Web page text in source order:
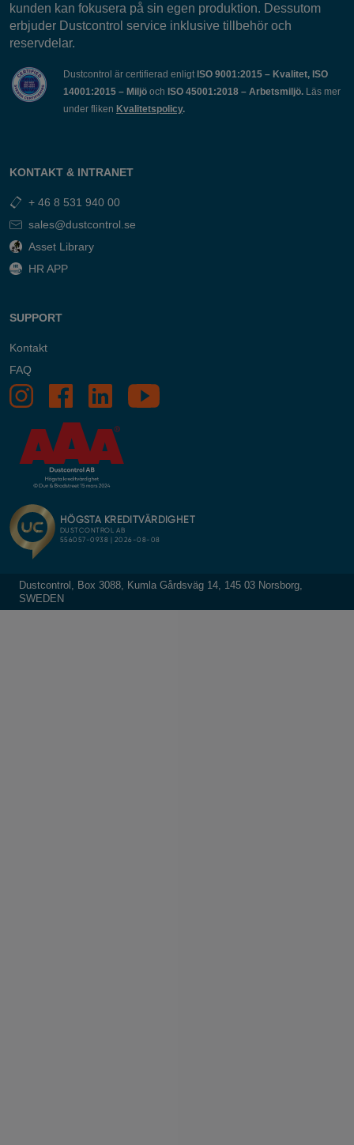
kunden kan fokusera på sin egen produktion. Dessutom
erbjuder Dustcontrol service inklusive tillbehör och
reservdelar.
Dustcontrol är certifierad enligt ISO 9001:2015 – Kvalitet, ISO
14001:2015 – Miljö och ISO 45001:2018 – Arbetsmiljö. Läs mer
under fliken Kvalitetspolicy.
KONTAKT & INTRANET
+ 46 8 531 940 00
sales@dustcontrol.se
Asset Library
HR APP
SUPPORT
Kontakt
FAQ
Dustcontrol, Box 3088, Kumla Gårdsväg 14, 145 03 Norsborg,
SWEDEN